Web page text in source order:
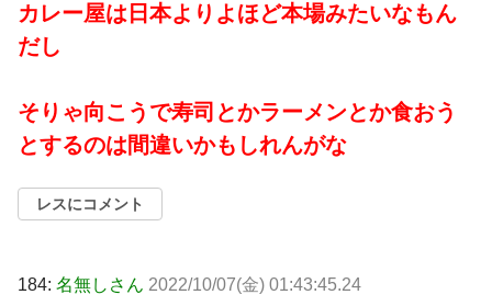
カレー屋は日本よりよほど本場みたいなもん
だし
そりゃ向こうで寿司とかラーメンとか食おう
とするのは間違いかもしれんがな
レスにコメント
184: 名無しさん 2022/10/07(金) 01:43:45.24